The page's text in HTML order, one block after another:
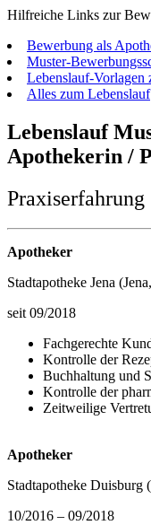
Hilfreiche Links zur
Bewerbung als
Muster-
Lebenslauf-Vorlagen
Alles zum Lebenslauf
Lebenslauf
Apothekerin /
Praxiserfahrung
Apotheker
Stadtapotheke Jena
seit 09/2018
Fachgerechte
Kontrolle der
Buchhaltung und
Kontrolle der
Zeitweilige
Apotheker
Stadtapotheke Duisburg
10/2016 – 09/2018